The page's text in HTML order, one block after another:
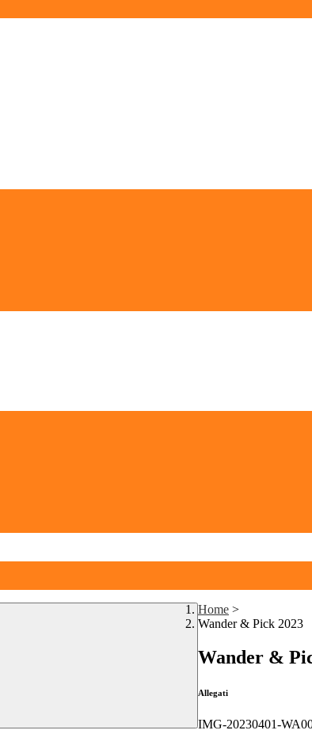
Home >
Wander & Pick 2023
Wander &
Allegati
IMG-20230401-